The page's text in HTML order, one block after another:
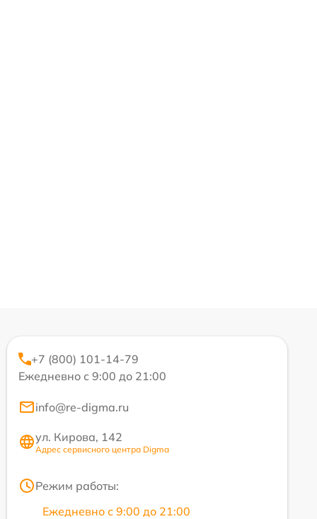
+7 (800) 101-14-79
Ежедневно с 9:00 до 21:00
info@re-digma.ru
ул. Кирова, 142
Адрес сервисного центра Digma
Режим работы:
Ежедневно с 9:00 до 21:00